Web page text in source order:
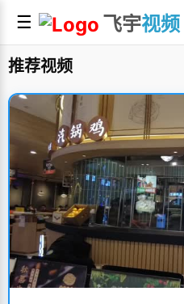
☰ 飞宇视频
推荐视频